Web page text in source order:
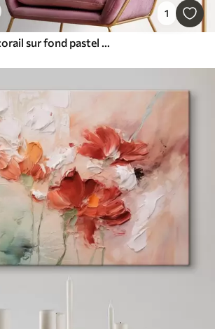
1
Peintures Pivoine corail sur fond pastel dans un style d'illustration artistique moderne